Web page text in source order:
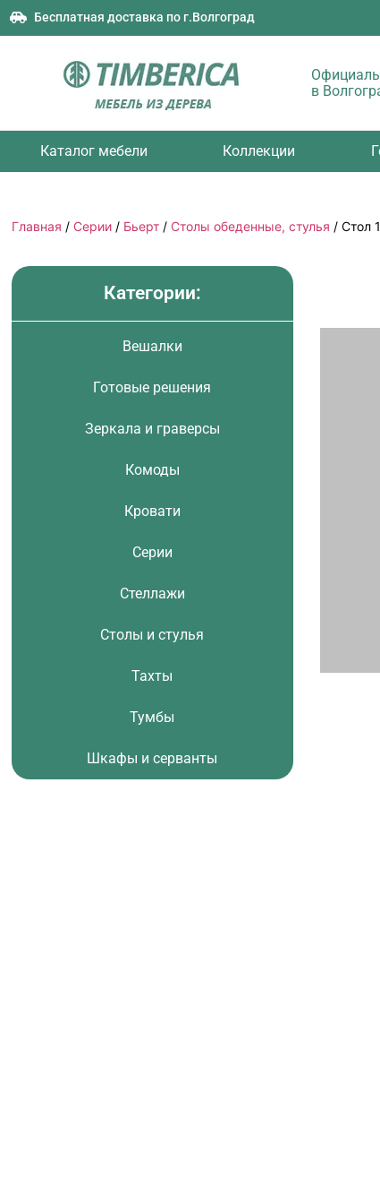
Бесплатная доставка по г.Волгоград
в
Каталог мебели Коллекции
Главная / Серии / Бьерт / Столы обеденные, стулья / Стол
Категории:
Вешалки
Готовые решения
Зеркала и граверсы
Комоды
Кровати
Серии
Стеллажи
Столы и стулья
Тахты
Тумбы
Шкафы и серванты